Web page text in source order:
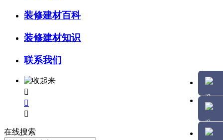
装修建材百科
装修建材知识
联系我们



在线搜索